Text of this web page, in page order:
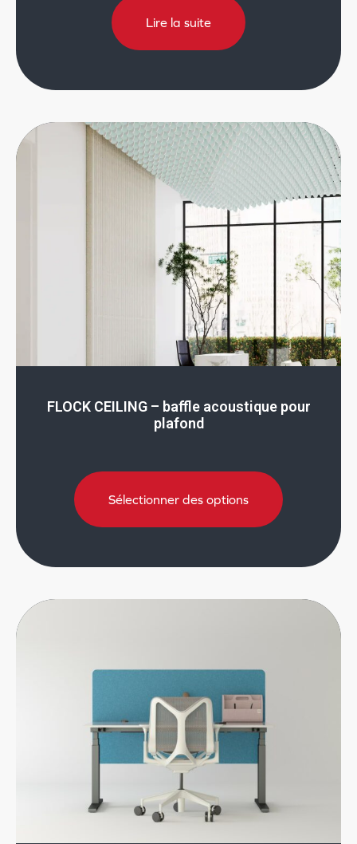
Lire la suite
FLOCK CEILING – baffle acoustique pour
plafond
Sélectionner des options